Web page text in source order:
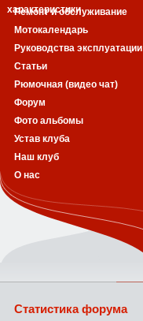
характеристики
Ремонт и обслуживание
Мотокалендарь
Руководства эксплуатации
Статьи
Рюмочная (видео чат)
Форум
Фото альбомы
Устав клуба
Наш клуб
О нас
Статистика форума